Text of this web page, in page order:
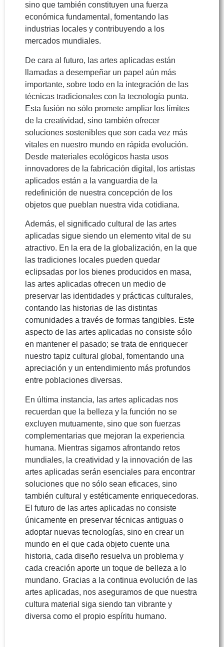
sino que también constituyen una fuerza
económica fundamental, fomentando las
industrias locales y contribuyendo a los
mercados mundiales.
De cara al futuro, las artes aplicadas están
llamadas a desempeñar un papel aún más
importante, sobre todo en la integración de las
técnicas tradicionales con la tecnología punta.
Esta fusión no sólo promete ampliar los límites
de la creatividad, sino también ofrecer
soluciones sostenibles que son cada vez más
vitales en nuestro mundo en rápida evolución.
Desde materiales ecológicos hasta usos
innovadores de la fabricación digital, los artistas
aplicados están a la vanguardia de la
redefinición de nuestra concepción de los
objetos que pueblan nuestra vida cotidiana.
Además, el significado cultural de las artes
aplicadas sigue siendo un elemento vital de su
atractivo. En la era de la globalización, en la que
las tradiciones locales pueden quedar
eclipsadas por los bienes producidos en masa,
las artes aplicadas ofrecen un medio de
preservar las identidades y prácticas culturales,
contando las historias de las distintas
comunidades a través de formas tangibles. Este
aspecto de las artes aplicadas no consiste sólo
en mantener el pasado; se trata de enriquecer
nuestro tapiz cultural global, fomentando una
apreciación y un entendimiento más profundos
entre poblaciones diversas.
En última instancia, las artes aplicadas nos
recuerdan que la belleza y la función no se
excluyen mutuamente, sino que son fuerzas
complementarias que mejoran la experiencia
humana. Mientras sigamos afrontando retos
mundiales, la creatividad y la innovación de las
artes aplicadas serán esenciales para encontrar
soluciones que no sólo sean eficaces, sino
también cultural y estéticamente enriquecedoras.
El futuro de las artes aplicadas no consiste
únicamente en preservar técnicas antiguas o
adoptar nuevas tecnologías, sino en crear un
mundo en el que cada objeto cuente una
historia, cada diseño resuelva un problema y
cada creación aporte un toque de belleza a lo
mundano. Gracias a la continua evolución de las
artes aplicadas, nos aseguramos de que nuestra
cultura material siga siendo tan vibrante y
diversa como el propio espíritu humano.